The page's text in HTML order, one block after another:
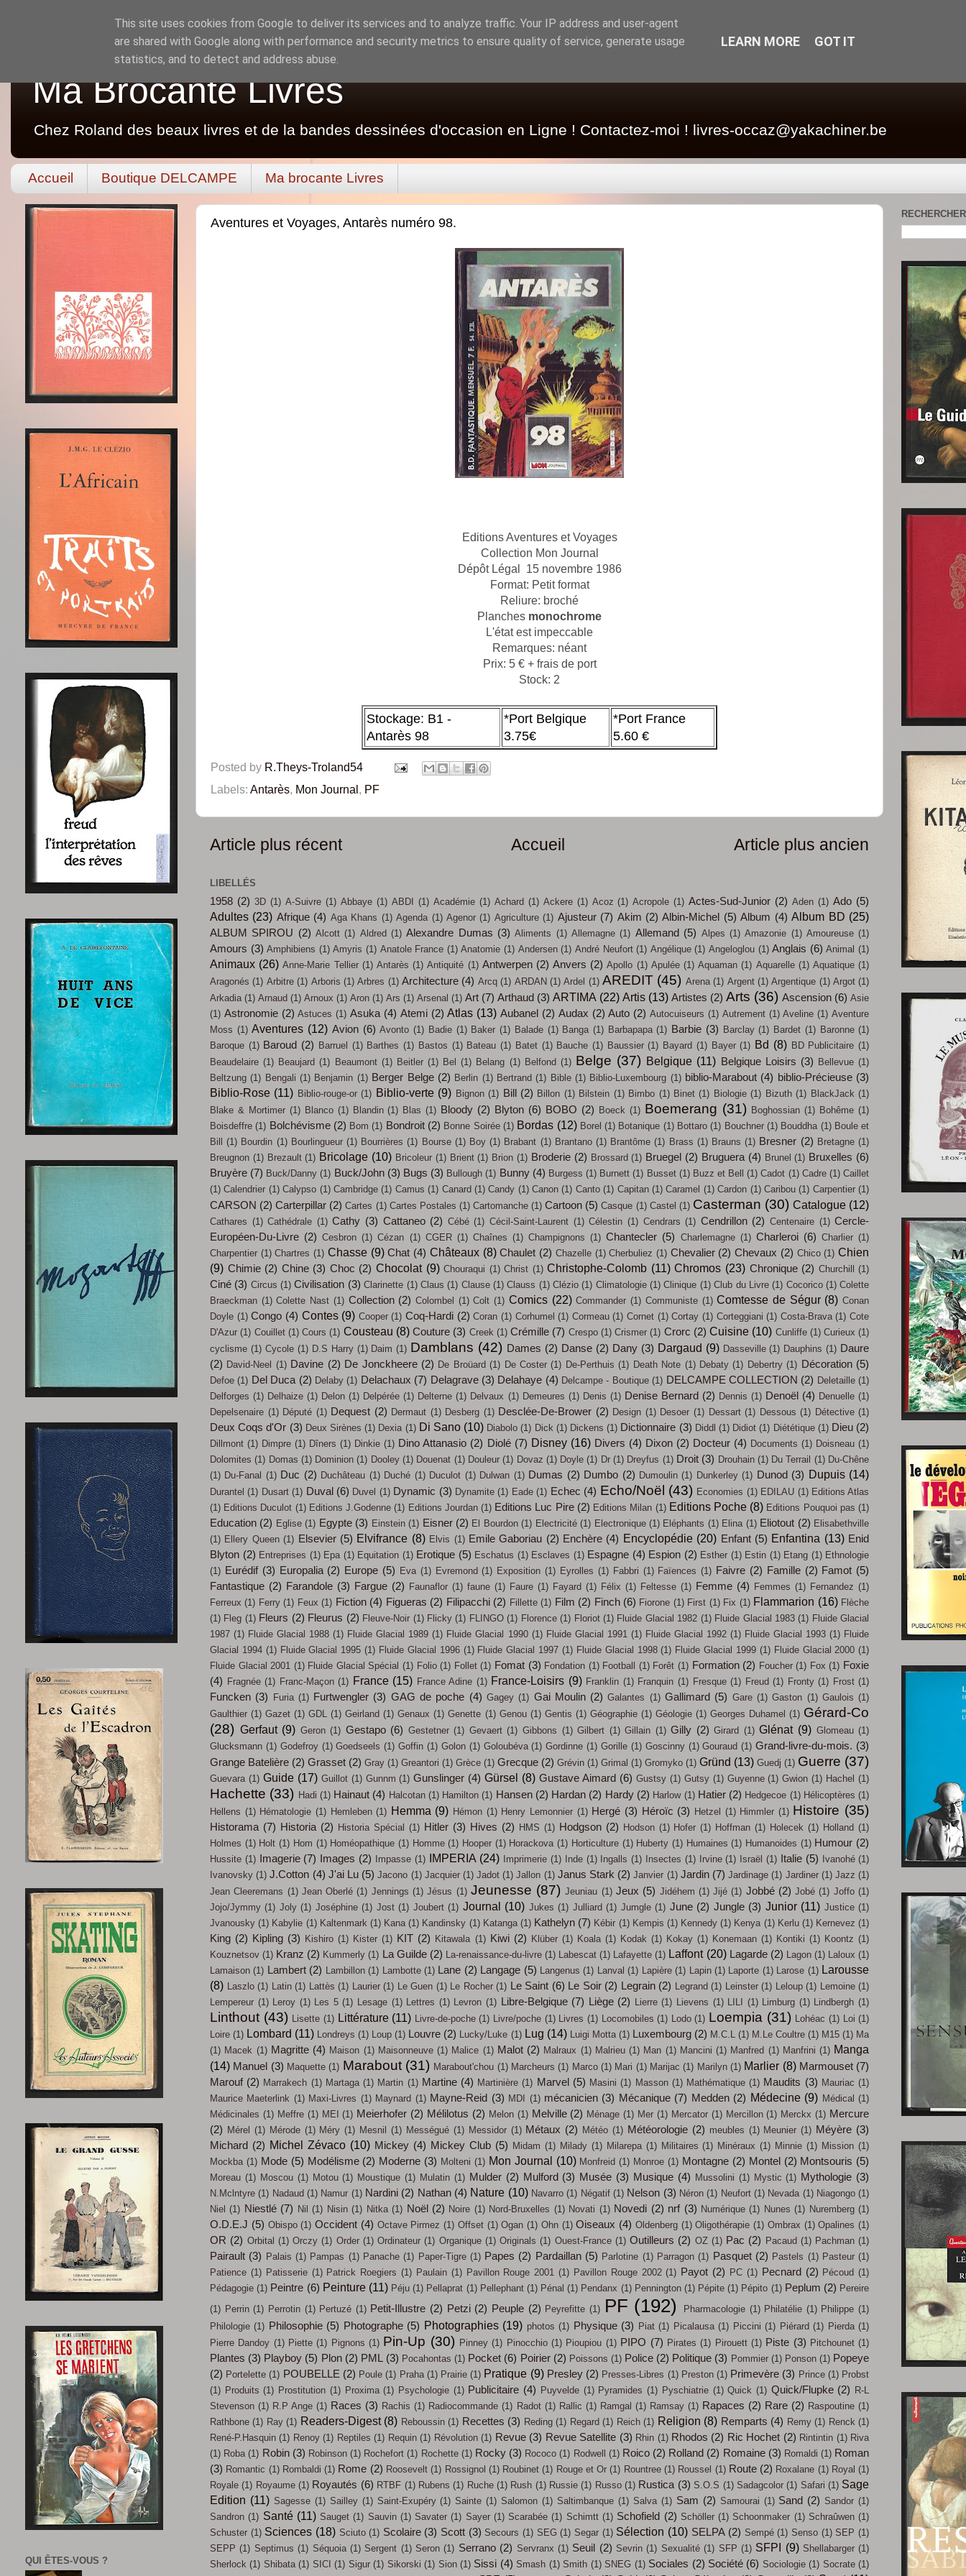
Ma Brocante Livres
Chez Roland des beaux livres et de la bandes dessinées d'occasion en Ligne ! Contactez-moi ! livres-occaz@yakachiner.be
Accueil Boutique DELCAMPE Ma brocante Livres
Aventures et Voyages, Antarès numéro 98.
Editions Aventures et Voyages
Collection Mon Journal
Dépôt Légal 15 novembre 1986
Format: Petit format
Reliure: broché
Planches monochrome
L'état est impeccable
Remarques: néant
Prix: 5 € + frais de port
Stock: 2
Stockage: B1 -
Antarès 98
*Port Belgique
3.75€
*Port France
5.60 €
Posted by R.Theys-Troland54
Labels: Antarès, Mon Journal, PF
Article plus récent Article plus ancien
Accueil
LIBELLÉS
1958 (2) 3D (1) A-Suivre (1) Abbaye (1) ABDI (1) Académie (1) Achard (1) Ackere (1) Acoz (1) Acropole (1) Actes-Sud-Junior (2) Aden (1) Ado (5)
Adultes (23) Afrique (4) Aga Khans (1) Agenda (1) Agenor (1) Agriculture (1) Ajusteur (7) Akim (2) Albin-Michel (5) Album (4) Album BD (25)
ALBUM SPIROU (2) Alcott (1) Aldred (1) Alexandre Dumas (3) Aliments (1) Allemagne (1) Allemand (5) Alpes (1) Amazonie (1) Amoureuse (1)
Amours (3) Amphibiens (1) Amyris (1) Anatole France (1) Anatomie (1) Andersen (1) André Neufort (1) Angélique (1) Angeloglou (1) Anglais (6) Animal (1)
Animaux (26) Anne-Marie Tellier (1) Antarès (1) Antiquité (1) Antwerpen (2) Anvers (2) Apollo (1) Apulée (1) Aquaman (1) Aquarelle (1) Aquatique (1)
Aragonés (1) Arbitre (1) Arboris (1) Arbres (1) Architecture (4) Arcq (1) ARDAN (1) Ardel (1) AREDIT (45) Arena (1) Argent (1) Argentique (1) Argot (1)
Arkadia (1) Arnaud (1) Arnoux (1) Aron (1) Ars (1) Arsenal (1) Art (7) Arthaud (3) ARTIMA (22) Artis (13) Artistes (2) Arts (36) Ascension (6) Asie
(1) Astronomie (2) Astuces (1) Asuka (4) Atemi (2) Atlas (13) Aubanel (2) Audax (2) Auto (2) Autocuiseurs (1) Autrement (1) Aveline (1) Aventure
Moss (1) Aventures (12) Avion (6) Avonto (1) Badie (1) Baker (1) Balade (1) Banga (1) Barbapapa (1) Barbie (3) Barclay (1) Bardet (1) Baronne (1)
Baroque (1) Baroud (2) Barruel (1) Barthes (1) Bastos (1) Bateau (1) Batet (1) Bauche (1) Baussier (1) Bayard (1) Bayer (1) Bd (8) BD Publicitaire (1)
Beaudelaire (1) Beaujard (1) Beaumont (1) Beitler (1) Bel (1) Belang (1) Belfond (1) Belge (37) Belgique (11) Belgique Loisirs (3) Bellevue (1)
Beltzung (1) Bengali (1) Benjamin (1) Berger Belge (2) Berlin (1) Bertrand (1) Bible (1) Biblio-Luxembourg (1) biblio-Marabout (4) biblio-Précieuse (3)
Biblio-Rose (11) Biblio-rouge-or (1) Biblio-verte (9) Bignon (1) Bill (2) Billon (1) Bilstein (1) Bimbo (1) Binet (1) Biologie (1) Bizuth (1) BlackJack (1)
Blake & Mortimer (1) Blanco (1) Blandin (1) Blas (1) Bloody (2) Blyton (6) BOBO (2) Boeck (1) Boemerang (31) Boghossian (1) Bohême (1)
Boisdeffre (1) Bolchévisme (2) Bom (1) Bondroit (2) Bonne Soirée (1) Bordas (12) Borel (1) Botanique (1) Bottaro (1) Bouchner (1) Bouddha (1) Boule et
Bill
(1) Bourdin (1) Bourlingueur (1) Bourrières (1) Bourse (1) Boy (1) Brabant (1) Brantano (1) Brantôme (1) Brass (1) Brauns (1) Bresner (2) Bretagne (1)
Breugnon (1) Brezault (1) Bricolage (10) Bricoleur (1) Brient (1) Brion (1) Broderie (2) Brossard (1) Bruegel (2) Bruguera (4) Brunel (1) Bruxelles (6)
Bruyère (7) Buck/Danny (1) Buck/John (3) Bugs (3) Bullough (1) Bunny (4) Burgess (1) Burnett (1) Busset (1) Buzz et Bell (1) Cadot (1) Cadre (1) Caillet
(1) Calendrier (1) Calypso (1) Cambridge (1) Camus (1) Canard (1) Candy (1) Canon (1) Canto (1) Capitan (1) Caramel (1) Cardon (1) Caribou (1) Carpentier (1)
CARSON (2) Carterpillar (2) Cartes (1) Cartes Postales (1) Cartomanche (1) Cartoon (5) Casque (1) Castel (1) Casterman (30) Catalogue (12)
Cathares (1) Cathédrale (1) Cathy (3) Cattaneo (2) Cébé (1) Cécil-Saint-Laurent (1) Célestin (1) Cendrars (1) Cendrillon (2) Centenaire (1) Cercle-
Européen-Du-Livre (2) Cesbron (1) Cézan (1) CGER (1) Chaînes (1) Champignons (1) Chantecler (5) Charlemagne (1) Charleroi (6) Charlier (1)
Charpentier (1) Chartres (1) Chasse (9) Chat (4) Châteaux (8) Chaulet (2) Chazelle (1) Cherbuliez (1) Chevalier (2) Chevaux (2) Chico (1) Chien
(9) Chimie (2) Chine (3) Choc (2) Chocolat (9) Chouraqui (1) Christ (1) Christophe-Colomb (11) Chromos (23) Chronique (2) Churchill (1)
Ciné (3) Circus (1) Civilisation (3) Clarinette (1) Claus (1) Clause (1) Clauss (1) Clézio (1) Climatologie (1) Clinique (1) Club du Livre (1) Cocorico (1) Colette
Braeckman (1) Colette Nast (1) Collection (2) Colombel (1) Colt (1) Comics (22) Commander (1) Communiste (1) Comtesse de Ségur (8) Conan
Doyle (1) Congo (4) Contes (9) Cooper (1) Coq-Hardi (2) Coran (1) Corhumel (1) Cormeau (1) Cornet (1) Cortay (1) Corteggiani (1) Costa-Brava (1) Cote
D'Azur (1) Couillet (1) Cours (1) Cousteau (8) Couture (3) Creek (1) Crémille (7) Crespo (1) Crismer (1) Crorc (2) Cuisine (10) Cunliffe (1) Curieux (1)
cyclisme (1) Cycole (1) D.S Harry (1) Daim (1) Damblans (42) Dames (2) Danse (2) Dany (3) Dargaud (9) Dasseville (1) Dauphins (1) Daure
(2) David-Neel (1) Davine (2) De Jonckheere (2) De Broüard (1) De Coster (1) De-Perthuis (1) Death Note (1) Debaty (1) Debertry (1) Décoration (5)
Defoe (1) Del Duca (2) Delaby (1) Delachaux (7) Delagrave (3) Delahaye (4) Delcampe - Boutique (1) DELCAMPE COLLECTION (2) Deletaille (1)
Delforges (1) Delhaize (1) Delon (1) Delpérée (1) Delterne (1) Delvaux (1) Demeures (1) Denis (1) Denise Bernard (2) Dennis (1) Denoël (4) Denuelle (1)
Depelsenaire (1) Député (1) Dequest (2) Dermaut (1) Desberg (1) Desclée-De-Brower (2) Design (1) Desoer (1) Dessart (1) Dessous (1) Détective (1)
Deux Coqs d'Or (3) Deux Sirènes (1) Dexia (1) Di Sano (10) Diabolo (1) Dick (1) Dickens (1) Dictionnaire (3) Diddl (1) Didiot (1) Diététique (1) Dieu (2)
Dillmont (1) Dimpre (1) Dîners (1) Dinkie (1) Dino Attanasio (2) Diolé (7) Disney (16) Divers (4) Dixon (2) Docteur (4) Documents (1) Doisneau (1)
Dolomites (1) Domas (1) Dominion (1) Dooley (1) Douenat (1) Douleur (1) Dovaz (1) Doyle (1) Dr (1) Dreyfus (1) Droit (3) Drouhain (1) Du Terrail (1) Du-Chêne
(1) Du-Fanal (1) Duc (2) Duchâteau (1) Duché (1) Duculot (1) Dulwan (1) Dumas (2) Dumbo (2) Dumoulin (1) Dunkerley (1) Dunod (3) Dupuis (14)
Durantel (1) Dusart (1) Duval (6) Duvel (1) Dynamic (3) Dynamite (1) Eade (1) Echec (4) Echo/Noël (43) Economies (1) EDILAU (1) Editions Atlas
(1) Editions Duculot (1) Editions J.Godenne (1) Editions Jourdan (1) Editions Luc Pire (2) Editions Milan (1) Editions Poche (8) Editions Pouquoi pas (1)
Education (2) Eglise (1) Egypte (3) Einstein (1) Eisner (2) El Bourdon (1) Electricité (1) Electronique (1) Eléphants (1) Elina (1) Eliotout (2) Elisabethville
(1) Ellery Queen (1) Elsevier (5) Elvifrance (8) Elvis (1) Emile Gaboriau (2) Enchère (4) Encyclopédie (20) Enfant (5) Enfantina (13) Enid
Blyton (2) Entreprises (1) Epa (1) Equitation (1) Erotique (5) Eschatus (1) Esclaves (1) Espagne (4) Espion (2) Esther (1) Estin (1) Etang (1) Ethnologie
(1) Eurédif (3) Europalia (2) Europe (5) Eva (1) Evremond (1) Exposition (1) Eyrolles (1) Fabbri (1) Faïences (1) Faivre (2) Famille (2) Famot (5)
Fantastique (2) Farandole (3) Fargue (2) Faunaflor (1) faune (1) Faure (1) Fayard (1) Félix (1) Feltesse (1) Femme (4) Femmes (1) Fernandez (1)
Ferreux (1) Ferry (1) Feux (1) Fiction (4) Figueras (2) Filipacchi (2) Fillette (1) Film (2) Finch (6) Fiorone (1) First (1) Fix (1) Flammarion (16) Flèche
(1) Fleg (1) Fleurs (2) Fleurus (2) Fleuve-Noir (1) Flicky (1) FLINGO (1) Florence (1) Floriot (1) Fluide Glacial 1982 (1) Fluide Glacial 1983 (1) Fluide Glacial
1987 (1) Fluide Glacial 1988 (1) Fluide Glacial 1989 (1) Fluide Glacial 1990 (1) Fluide Glacial 1991 (1) Fluide Glacial 1992 (1) Fluide Glacial 1993 (1) Fluide
Glacial 1994 (1) Fluide Glacial 1995 (1) Fluide Glacial 1996 (1) Fluide Glacial 1997 (1) Fluide Glacial 1998 (1) Fluide Glacial 1999 (1) Fluide Glacial 2000 (1)
Fluide Glacial 2001 (1) Fluide Glacial Spécial (1) Folio (1) Follet (1) Fomat (3) Fondation (1) Football (1) Forêt (1) Formation (2) Foucher (1) Fox (1) Foxie
(4) Fragnée (1) Franc-Maçon (1) France (15) France Adine (1) France-Loisirs (9) Franklin (1) Franquin (1) Fresque (1) Freud (1) Fronty (1) Frost (1)
Funcken (3) Furia (1) Furtwengler (3) GAG de poche (4) Gagey (1) Gai Moulin (2) Galantes (1) Gallimard (5) Gare (1) Gaston (1) Gaulois (1)
Gaulthier (1) Gazet (1) GDL (1) Geirland (1) Genaux (1) Genette (1) Genou (1) Gentis (1) Géographie (1) Géologie (1) Georges Duhamel (1) Gérard-Co
(28) Gerfaut (9) Geron (1) Gestapo (6) Gestetner (1) Gevaert (1) Gibbons (1) Gilbert (1) Gillain (1) Gilly (2) Girard (1) Glénat (9) Glomeau (1)
Glucksmann (1) Godefroy (1) Goedseels (1) Goffin (1) Golon (1) Goloubéva (1) Gordinne (1) Gorille (1) Goscinny (1) Gouraud (1) Grand-livre-du-mois. (3)
Grange Batelière (2) Grasset (2) Gray (1) Greantori (1) Grèce (1) Grecque (2) Grévin (1) Grimal (1) Gromyko (1) Gründ (13) Guedj (1) Guerre (37)
Guevara (1) Guide (17) Guillot (1) Gunnm (1) Gunslinger (4) Gürsel (8) Gustave Aimard (6) Gustsy (1) Gutsy (1) Guyenne (1) Gwion (1) Hachel (1)
Hachette (33) Hadi (1) Hainaut (4) Halcotan (1) Hamilton (1) Hansen (2) Hardan (2) Hardy (2) Harlow (1) Hatier (2) Hedgecoe (1) Hélicoptères (1)
Hellens (1) Hématologie (1) Hemleben (1) Hemma (9) Hémon (1) Henry Lemonnier (1) Hergé (3) Héroïc (3) Hetzel (1) Himmler (1) Histoire (35)
Historama (7) Historia (2) Historia Spécial (1) Hitler (3) Hives (2) HMS (1) Hodgson (2) Hodson (1) Hofer (1) Hoffman (1) Holecek (1) Holland (1)
Holmes (1) Holt (1) Hom (1) Homéopathique (1) Homme (1) Hooper (1) Horackova (1) Horticulture (1) Huberty (1) Humaines (1) Humanoides (1) Humour (2)
Hussite (1) Imagerie (7) Images (2) Impasse (1) IMPERIA (24) Imprimerie (1) Inde (1) Ingalls (1) Insectes (1) Irvine (1) Israël (1) Italie (5) Ivanohé (1)
Ivanovsky (1) J.Cotton (4) J'ai Lu (5) Jacono (1) Jacquier (1) Jadot (1) Jallon (1) Janus Stark (2) Janvier (1) Jardin (7) Jardinage (1) Jardiner (1) Jazz (1)
Jean Cleeremans (1) Jean Oberlé (1) Jennings (1) Jésus (1) Jeunesse (87) Jeuniau (1) Jeux (5) Jidéhem (1) Jijé (1) Jobbé (2) Jobé (1) Joffo (1)
Jojo/Jymmy (1) Joly (1) Joséphine (1) Jost (1) Joubert (1) Journal (10) Jukes (1) Julliard (1) Jumgle (1) June (2) Jungle (3) Junior (11) Justice (1)
Jvanousky (1) Kabylie (1) Kaltenmark (1) Kana (1) Kandinsky (1) Katanga (1) Kathelyn (7) Kébir (1) Kempis (1) Kennedy (1) Kenya (1) Kerlu (1) Kernevez (1)
King (2) Kipling (3) Kishiro (1) Kister (1) KIT (2) Kitawala (1) Kiwi (2) Klüber (1) Koala (1) Kodak (1) Kokay (1) Konemaan (1) Kontiki (1) Koontz (1)
Kouznetsov (1) Kranz (2) Kummerly (1) La Guilde (2) La-renaissance-du-livre (1) Labescat (1) Lafayette (1) Laffont (20) Lagarde (2) Lagon (1) Laloux (1)
Lamaison (1) Lambert (2) Lambillon (1) Lambotte (1) Lane (2) Langage (5) Langenus (1) Lanval (1) Lapière (1) Lapin (1) Laporte (1) Larose (1) Larousse
(8) Laszlo (1) Latin (1) Lattès (1) Laurier (1) Le Guen (1) Le Rocher (1) Le Saint (6) Le Soir (2) Legrain (2) Legrand (1) Leinster (1) Leloup (1) Lemoine (1)
Lempereur (1) Leroy (1) Les 5 (1) Lesage (1) Lettres (1) Levron (1) Libre-Belgique (7) Liège (2) Lierre (1) Lievens (1) LILI (1) Limburg (1) Lindbergh (1)
Linthout (43) Lisette (1) Littérature (11) Livre-de-poche (1) Livre/poche (1) Livres (1) Locomobiles (1) Lodo (1) Loempia (31) Lohéac (1) Loi (1)
Loire (1) Lombard (11) Londreys (1) Loup (1) Louvre (2) Lucky/Luke (1) Lug (14) Luigi Motta (1) Luxembourg (2) M.C.L (1) M.Le Coultre (1) M15 (1) Ma
(1) Macek (1) Magritte (4) Maison (1) Maisonneuve (1) Malice (1) Malot (2) Malraux (1) Malrieu (1) Man (1) Mancini (1) Manfred (1) Manfrini (1) Manga
(14) Manuel (3) Maquette (1) Marabout (31) Marabout'chou (1) Marcheurs (1) Marco (1) Mari (1) Marijac (1) Marilyn (1) Marlier (8) Marmouset (7)
Marouf (2) Marrakech (1) Martaga (1) Martin (1) Martine (4) Martinière (1) Marvel (5) Masini (1) Masson (1) Mathématique (1) Maudits (3) Mauriac (1)
Maurice Maeterlink (1) Maxi-Livres (1) Maynard (1) Mayne-Reid (3) MDI (1) mécanicien (3) Mécanique (7) Medden (2) Médecine (9) Médical (1)
Médicinales (1) Meffre (1) MEI (1) Meierhofer (2) Mélilotus (2) Melon (1) Melville (2) Ménage (1) Mer (1) Mercator (1) Mercillon (1) Merckx (1) Mercure
(2) Mérel (1) Mérode (1) Méry (1) Mesnil (1) Mességué (1) Messidor (1) Métaux (2) Météo (1) Météorologie (2) meubles (1) Meunier (1) Méyère (3)
Michard (2) Michel Zévaco (10) Mickey (4) Mickey Club (5) Midam (1) Milady (1) Milarepa (1) Militaires (1) Minéraux (1) Minnie (1) Mission (1)
Mockba (1) Mode (5) Modélisme (2) Moderne (3) Molteni (1) Mon Journal (10) Monfreid (1) Monroe (1) Montagne (2) Montel (2) Montsouris (5)
Moreau (1) Moscou (1) Motou (1) Moustique (1) Mulatin (1) Mulder (2) Mulford (3) Musée (3) Musique (4) Mussolini (1) Mystic (1) Mythologie (3)
N.Mclntyre (1) Nadaud (1) Namur (1) Nardini (2) Nathan (4) Nature (10) Navarro (1) Négatif (1) Nelson (3) Néron (1) Neufort (1) Nevada (1) Niagongo (1)
Niel (1) Niestlé (7) Nil (1) Nisin (1) Nitka (1) Noël (2) Noire (1) Nord-Bruxelles (1) Novati (1) Novedi (2) nrf (3) Numérique (1) Nunes (1) Nuremberg (1)
O.D.E.J (5) Obispo (1) Occident (4) Octave Pirmez (1) Offset (1) Ogan (1) Ohn (1) Oiseaux (4) Oldenberg (1) Oligothérapie (1) Ombrax (1) Opalines (1)
OR (2) Orbital (1) Orczy (1) Order (1) Ordinateur (1) Organique (1) Originals (1) Ouest-France (1) Outilleurs (2) OZ (1) Pac (2) Pacaud (1) Pachman (1)
Pairault (3) Palais (1) Pampas (1) Panache (1) Paper-Tigre (1) Papes (2) Pardaillan (5) Parlotine (1) Parragon (1) Pasquet (2) Pastels (1) Pasteur (1)
Patience (1) Patisserie (1) Patrick Roegiers (1) Paulain (1) Pavillon Rouge 2001 (1) Pavillon Rouge 2002 (1) Payot (2) PC (1) Pecnard (2) Pécoud (1)
Pédagogie (1) Peintre (6) Peinture (11) Péju (1) Pellaprat (1) Pellephant (1) Pénal (1) Pendanx (1) Pennington (1) Pépite (1) Pépito (1) Peplum (2) Pereire
(1) Perrin (1) Perrotin (1) Pertuzé (1) Petit-Illustre (2) Petzi (2) Peuple (2) Peyrefitte (1) PF (192) Pharmacologie (1) Philatélie (1) Philippe (1)
Philologie (1) Philosophie (5) Photographe (5) Photographies (19) photos (1) Physique (3) Piat (1) Picalausa (1) Piccini (1) Piérard (1) Pierda (1)
Pierre Dandoy (1) Piette (1) Pignons (1) Pin-Up (30) Pinney (1) Pinocchio (1) Pioupiou (1) PIPO (7) Pirates (1) Pirouett (1) Piste (3) Pitchounet (1)
Plantes (3) Playboy (5) Plon (2) PML (3) Pocahontas (1) Pocket (6) Poirier (2) Poissons (1) Police (2) Politique (3) Pommier (1) Ponson (1) Popeye
(2) Portelette (1) POUBELLE (2) Poule (1) Praha (1) Prairie (1) Pratique (9) Presley (2) Presses-Libres (1) Preston (1) Primevère (3) Prince (1) Probst
(1) Produits (1) Prostitution (1) Proxima (1) Psychologie (1) Publicitaire (4) Puyvelde (1) Pyramides (1) Pyschiatrie (1) Quick (1) Quick/Flupke (2) R-L
Stevenson (1) R.P Ange (1) Races (3) Rachis (1) Radiocommande (1) Radot (1) Rallic (1) Ramgal (1) Ramsay (1) Rapaces (2) Rare (2) Raspoutine (1)
Rathbone (1) Ray (1) Readers-Digest (8) Reboussin (1) Recettes (3) Reding (1) Regard (1) Reich (1) Religion (8) Remparts (4) Remy (1) Renck (1)
René-P.Hasquin (1) Renoy (1) Reptiles (1) Requin (1) Révolution (1) Revue (3) Revue Satellite (3) Rhin (1) Rhodos (2) Ric Hochet (2) Rintintin (1) Riva
(1) Roba (1) Robin (3) Robinson (1) Rochefort (1) Rochette (1) Rocky (3) Rococo (1) Rodwell (1) Roico (2) Rolland (2) Romaine (3) Romaldi (1) Roman
(3) Romantic (1) Rombaldi (1) Rome (2) Roosevelt (1) Rossignol (1) Roubinet (1) Rouge et Or (1) Rountree (1) Roussel (1) Route (2) Roxalane (1) Royal (1)
Royale (1) Royaume (1) Royautés (6) RTBF (1) Rubens (1) Ruche (1) Rush (1) Russie (1) Russo (1) Rustica (3) S.O.S (1) Sadagcolor (1) Safari (1) Sage
Edition (11) Sagesse (1) Sailley (1) Saint-Exupéry (1) Sainte (1) Salomon (1) Saltimbanque (1) Salva (1) Sam (2) Samourai (1) Sand (2) Sandor (1)
Sandron (1) Santé (11) Sauget (1) Sauvin (1) Savater (1) Sayer (1) Scarabée (1) Schimtt (1) Schofield (2) Schöller (1) Schoonmaker (1) Schraûwen (1)
Schuster (1) Sciences (18) Sciuto (1) Scolaire (3) Scott (3) Secours (1) SEG (1) Segar (1) Sélection (10) SELPA (2) Sempé (1) Senso (1) SEP (1)
SEPP (1) Septimus (1) Séquoia (1) Sergent (1) Seron (1) Serrano (2) Servranx (1) Seuil (2) Sevrin (1) Sexualité (1) SFP (1) SFPI (9) Shellabarger (1)
Sherlock (1) Shibata (1) SICI (1) Sigur (1) Sikorski (1) Sion (1) Sissi (4) Smash (1) Smith (1) SNEG (1) Sociales (2) Société (6) Sociologie (1) Socrate (1)
QUI ÊTES-VOUS ?
This site uses cookies from Google to deliver its services and to analyze traffic. Your IP address and user-agent
are shared with Google along with performance and security metrics to ensure quality of service, generate usage
statistics, and to detect and address abuse.
LEARN MORE GOT IT